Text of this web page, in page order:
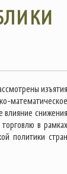
изъятия
влияние снижения
в рамках
политики стран